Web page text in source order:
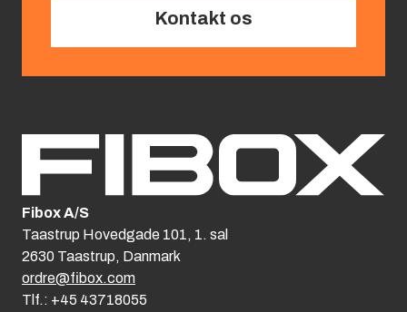
Kontakt os
Fibox A/S
Taastrup Hovedgade 101, 1. sal
2630 Taastrup, Danmark
ordre@fibox.com
Tlf.: +45 43718055